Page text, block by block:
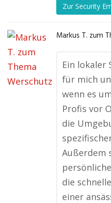
Zur Security
Markus T. zum
Ein lokaler
für mich
wenn es
Profis vor
die
Außerdem
die
einer